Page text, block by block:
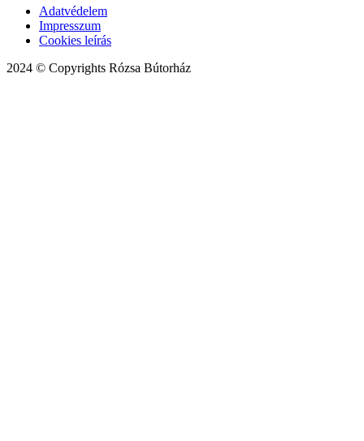
Adatvédelem
Impresszum
Cookies leírás
2024 © Copyrights Rózsa Bútorház